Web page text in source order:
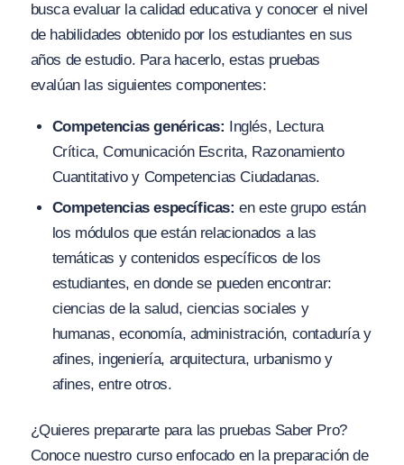
busca evaluar la calidad educativa y conocer el nivel
de habilidades obtenido por los estudiantes en sus
años de estudio. Para hacerlo, estas pruebas
evalúan las siguientes componentes:
Competencias genéricas: Inglés, Lectura
Crítica, Comunicación Escrita, Razonamiento
Cuantitativo y Competencias Ciudadanas.
Competencias específicas: en este grupo están
los módulos que están relacionados a las
temáticas y contenidos específicos de los
estudiantes, en donde se pueden encontrar:
ciencias de la salud, ciencias sociales y
humanas, economía, administración, contaduría y
afines, ingeniería, arquitectura, urbanismo y
afines, entre otros.
¿Quieres prepararte para las pruebas Saber Pro?
Conoce nuestro curso enfocado en la preparación de